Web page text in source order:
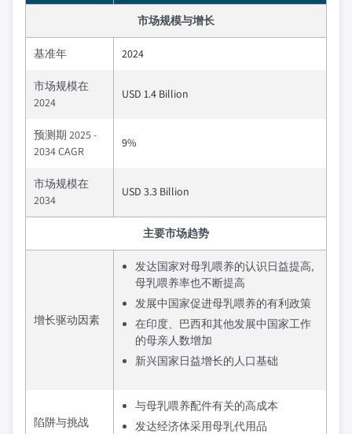
市场规模与增长
基准年 2024
市场规模在
2024
USD 1.4 Billion
预测期 2025 -
2034 CAGR
9%
市场规模在
2034
USD 3.3 Billion
主要市场趋势
增长驱动因素
发达国家对母乳喂养的认识日益提高,
母乳喂养率也不断提高
发展中国家促进母乳喂养的有利政策
在印度、巴西和其他发展中国家工作
的母亲人数增加
新兴国家日益增长的人口基础
陷阱与挑战
与母乳喂养配件有关的高成本
发达经济体采用母乳代用品